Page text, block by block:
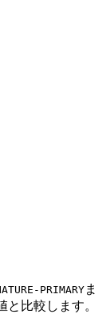
PRIMARY ま
と比較します。